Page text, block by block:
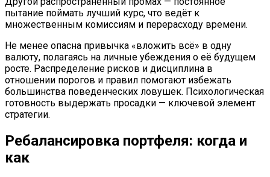
пытание поймать лучший курс, что ведёт к
множественным комиссиям и перерасходу времени.
Не менее опасна привычка «вложить всё» в одну
валюту, полагаясь на личные убеждения о её будущем
росте. Распределение рисков и дисциплина в
отношении порогов и правил помогают избежать
большинства поведенческих ловушек. Психологическая
готовность выдержать просадки — ключевой элемент
стратегии.
Ребалансировка портфеля: когда и
как